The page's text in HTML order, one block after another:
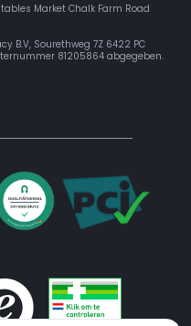
Market Chalk Farm Road
B.V, Sourethweg 7Z 6422 PC
81205864 abgegeben.